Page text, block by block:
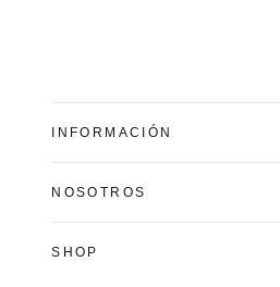
INFORMACIÓN
Cómo comprar
NOSOTROS
SHOP